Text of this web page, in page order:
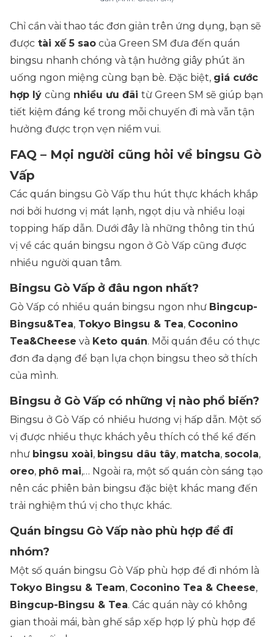
Chỉ cần vài thao tác đơn giản trên ứng dụng, bạn sẽ
được tài xế 5 sao của Green SM đưa đến quán
bingsu nhanh chóng và tận hưởng giây phút ăn
uống ngon miệng cùng bạn bè. Đặc biệt, giá cước
hợp lý cùng nhiều ưu đãi từ Green SM sẽ giúp bạn
tiết kiệm đáng kể trong mỗi chuyến đi mà vẫn tận
hưởng được trọn vẹn niềm vui.
FAQ – Mọi người cũng hỏi về bingsu Gò
Vấp
Các quán bingsu Gò Vấp thu hút thực khách khắp
nơi bởi hương vị mát lạnh, ngọt dịu và nhiều loại
topping hấp dẫn. Dưới đây là những thông tin thú
vị về các quán bingsu ngon ở Gò Vấp cũng được
nhiều người quan tâm.
Bingsu Gò Vấp ở đâu ngon nhất?
Gò Vấp có nhiều quán bingsu ngon như Bingcup-
Bingsu&Tea, Tokyo Bingsu & Tea, Coconino
Tea&Cheese và Keto quán. Mỗi quán đều có thực
đơn đa dạng để bạn lựa chọn bingsu theo sở thích
của mình.
Bingsu ở Gò Vấp có những vị nào phổ biến?
Bingsu ở Gò Vấp có nhiều hương vị hấp dẫn. Một số
vị được nhiều thực khách yêu thích có thể kể đến
như bingsu xoài, bingsu dâu tây, matcha, socola,
oreo, phô mai,… Ngoài ra, một số quán còn sáng tạo
nên các phiên bản bingsu đặc biệt khác mang đến
trải nghiệm thú vị cho thực khác.
Quán bingsu Gò Vấp nào phù hợp để đi
nhóm?
Một số quán bingsu Gò Vấp phù hợp để đi nhóm là
Tokyo Bingsu & Team, Coconino Tea & Cheese,
Bingcup-Bingsu & Tea. Các quán này có không
gian thoải mái, bàn ghế sắp xếp hợp lý phù hợp để